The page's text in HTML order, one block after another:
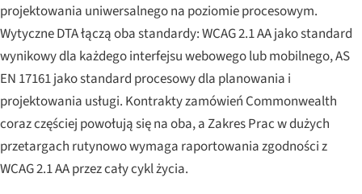
projektowania uniwersalnego na poziomie procesowym.
Wytyczne DTA łączą oba standardy: WCAG 2.1 AA jako standard
wynikowy dla każdego interfejsu webowego lub mobilnego, AS
EN 17161 jako standard procesowy dla planowania i
projektowania usługi. Kontrakty zamówień Commonwealth
coraz częściej powołują się na oba, a Zakres Prac w dużych
przetargach rutynowo wymaga raportowania zgodności z
WCAG 2.1 AA przez cały cykl życia.